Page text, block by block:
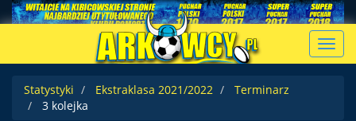
Statystyki
Ekstraklasa 2021/2022
Terminarz
3 kolejka